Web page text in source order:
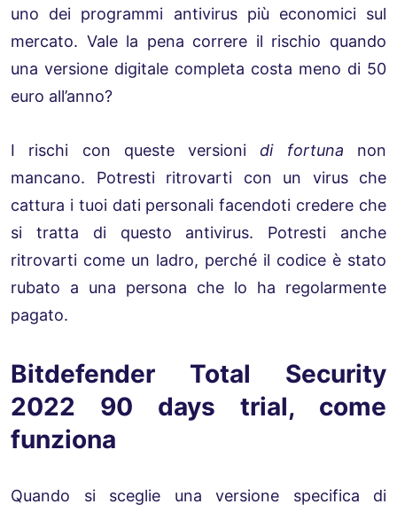
uno dei programmi antivirus più economici sul
mercato. Vale la pena correre il rischio quando
una versione digitale completa costa meno di 50
euro all’anno?
I rischi con queste versionidi fortuna non
mancano. Potresti ritrovarti con un virus che
cattura i tuoi dati personali facendoti credere che
si tratta di questo antivirus. Potresti anche
ritrovarti come un ladro, perché il codice è stato
rubato a una persona che lo ha regolarmente
pagato.
Bitdefender Total Security
2022 90 days trial, come
funziona
Quando si sceglie una versione specifica di